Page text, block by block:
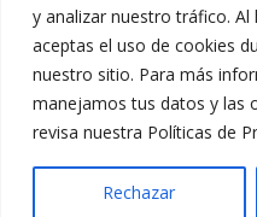
y analizar nuestro tráfico.
aceptas el uso de cookies
nuestro sitio. Para más
manejamos tus datos y las
revisa nuestra Políticas de
Rechazar
Políticas
Políticas
Diseñado por